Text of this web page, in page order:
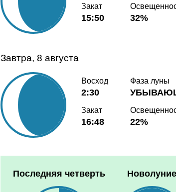
Закат
15:50 32%
Завтра, 8 августа
Восход
2:30
Закат
16:48
Фаза луны
22%
Последняя четверть Новолуние